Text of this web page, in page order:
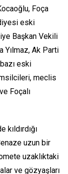
Foça
eski
Başkan Vekili
Yılmaz, Ak Parti
eski
meclis
Foçalı
kıldırdığı
uzun bir
uzaklıktaki
ve gözyaşları